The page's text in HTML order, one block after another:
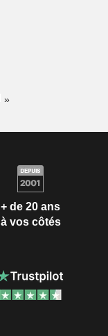
+ de 20 ans
à vos côtés